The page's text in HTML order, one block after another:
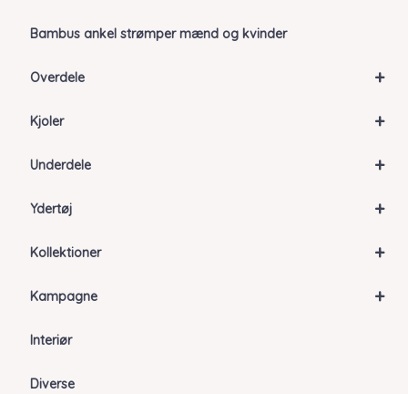
Bambus ankel strømper mænd og kvinder
+
Overdele
+
Kjoler
+
Underdele
+
Ydertøj
+
Kollektioner
+
Kampagne
Interiør
Diverse